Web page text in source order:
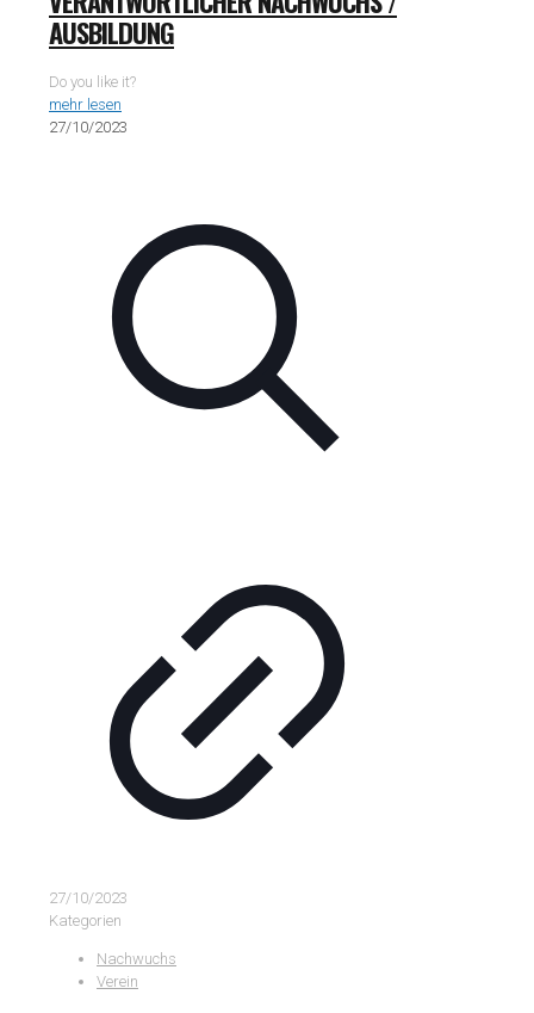
AUSBILDUNG
Do you like it?
mehr lesen
27/10/2023
27/10/2023
Kategorien
Nachwuchs
Verein